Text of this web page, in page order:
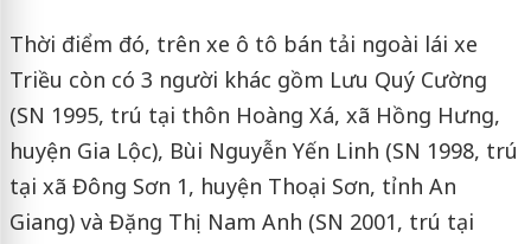
Thời điểm đó, trên xe ô tô bán tải ngoài lái xe
Triều còn có 3 người khác gồm Lưu Quý Cường
(SN 1995, trú tại thôn Hoàng Xá, xã Hồng Hưng,
huyện Gia Lộc), Bùi Nguyễn Yến Linh (SN 1998, trú
tại xã Đông Sơn 1, huyện Thoại Sơn, tỉnh An
Giang) và Đặng Thị Nam Anh (SN 2001, trú tại